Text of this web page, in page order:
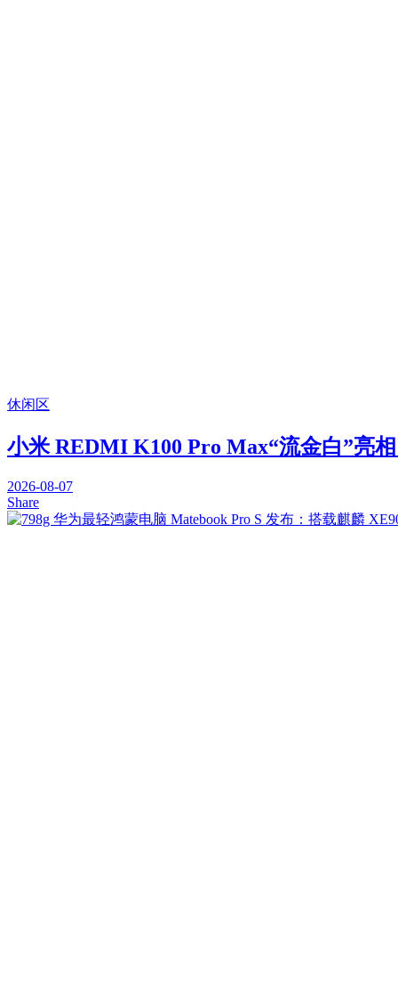
休闲区
小米 REDMI K100 Pro Max“流金白”亮
2026-08-07
Share